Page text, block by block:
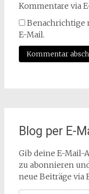
Kommentare via
Benachrichtige
E-Mail.
Blog per E-
Gib deine E-Mail-
zu abonnieren
neue Beiträge via